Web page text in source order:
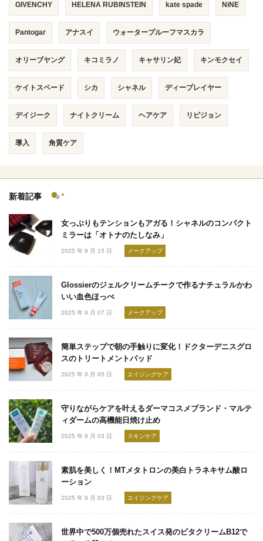
GIVENCHY HELENA RUBINSTEIN kate spade NiNE
Pantogar アナスイ ウォータープルーフマスカラ
オリーブヤング キコミラノ キャサリン妃 キンモクセイ
ケイトスペード シカ シャネル ディープレイヤー
デイジーク ナイトクリーム ヘアケア リビジョン
導入 角質ケア
新着記事
女っぷりもテンションもアガる！シャネルのコンパクト
ミラーは「オトナのたしなみ」
2025 年 9 月 15 日 メークアップ
Glossierのジェルクリームチークで作るナチュラルかわ
いい血色ほっぺ
2025 年 9 月 07 日 メークアップ
簡単ステップで朝の手触りに変化！ドクターデニスグロ
スのトリートメントパッド
2025 年 9 月 05 日 エイジングケア
守りながらケアを叶えるダーマコスメブランド・マルテ
ィダームの高機能日焼け止め
2025 年 9 月 03 日 スキンケア
素肌を美しく！MTメタトロンの美白トラネキサム酸ロ
ーション
2025 年 9 月 03 日 エイジングケア
世界中で500万個売れたスイス発のビタクリームB12で